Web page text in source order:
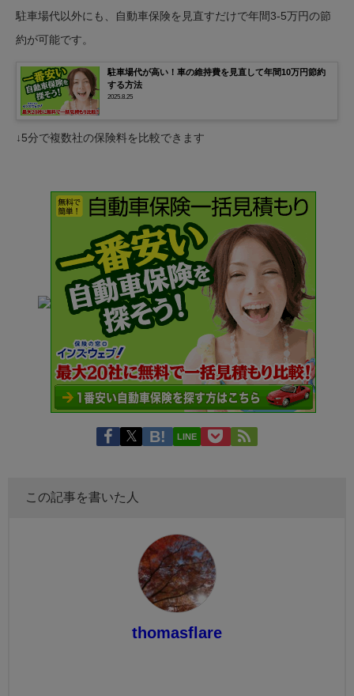
駐車場代以外にも、自動車保険を見直すだけで年間3-5万円の節
約が可能です。
駐車場代が高い！車の維持費を見直して年間10万円節約
する方法
2025.8.25
↓5分で複数社の保険料を比較できます
LINE
この記事を書いた人
thomasflare